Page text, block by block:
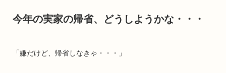
今年の実家の帰省、どうしようかな・・・
「嫌だけど、帰省しなきゃ・・・」